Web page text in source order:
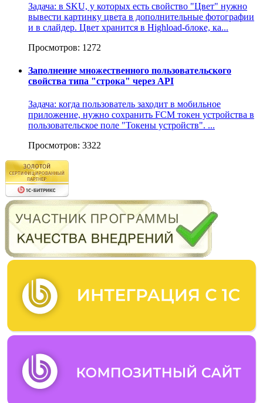
Задача: в SKU, у которых есть свойство "Цвет" нужно
вывести картинку цвета в дополнительные фотографии
и в слайдер. Цвет хранится в Highload-блоке, ка...
Просмотров: 1272
Заполнение множественного пользовательского
свойства типа "строка" через API
Задача: когда пользователь заходит в мобильное
приложение, нужно сохранить FCM токен устройства в
пользовательское поле "Токены устройств". ...
Просмотров: 3322